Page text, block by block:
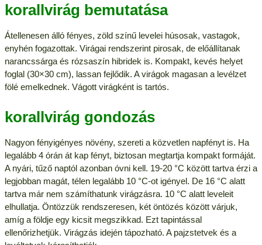
korallvirág bemutatása
Átellenesen álló fényes, zöld színű levelei húsosak, vastagok,
enyhén fogazottak. Virágai rendszerint pirosak, de előállítanak
narancssárga és rózsaszín hibridek is. Kompakt, kevés helyet
foglal (30×30 cm), lassan fejlődik. A virágok magasan a levélzet
fölé emelkednek. Vágott virágként is tartós.
korallvirág gondozás
Nagyon fényigényes növény, szereti a közvetlen napfényt is. Ha
legalább 4 órán át kap fényt, biztosan megtartja kompakt formáját.
A nyári, tűző naptól azonban óvni kell. 19-20 °C között tartva érzi a
legjobban magát, télen legalább 10 °C-ot igényel. De 16 °C alatt
tartva már nem számíthatunk virágzásra. 10 °C alatt leveleit
elhullatja. Öntözzük rendszeresen, két öntözés között várjuk,
amíg a földje egy kicsit megszikkad. Ezt tapintással
ellenőrizhetjük. Virágzás idején tápozható. A pajzstetvek és a